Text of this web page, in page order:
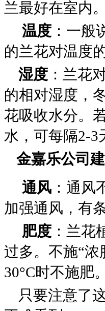
兰最好在室内
温度 ：一般
的兰花对温度
湿度 ：兰花
的相对湿度，
花吸收水分。
水，可每隔2-3
金嘉乐公司
通风 ：通
加强通风，有
肥度 ：兰
过多。不施“浓
30°C时不施肥
只要注意了